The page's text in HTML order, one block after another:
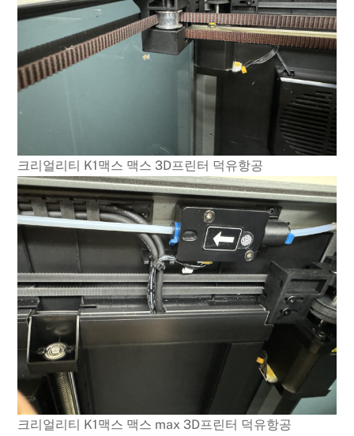
크리얼리티 K1맥스 맥스 3D프린터 덕유항공
크리얼리티 K1맥스 맥스 max 3D프린터 덕유항공